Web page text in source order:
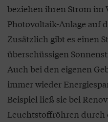
beziehen ihren Strom im
Photovoltaik-Anlage auf
Zusätzlich gibt es einen
überschüssigen
Auch bei den eigenen
immer wieder
Beispiel ließ sie bei
Leuchtstoffröhren durch